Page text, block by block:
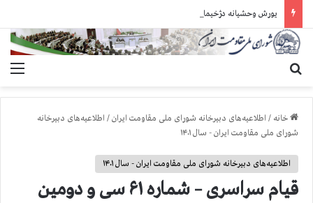
خانه / اطلاعیه‌های دبیرخانه شورای ملی مقاومت ایران/ اطلاعیه‌های دبیرخانه
شورای ملی مقاومت ایران - سال ۱۴۰۱
اطلاعیه‌های دبیرخانه شورای ملی مقاومت ایران - سال ۱۴۰۱
قيام سراسری – شماره ۶۱ سی و دومین